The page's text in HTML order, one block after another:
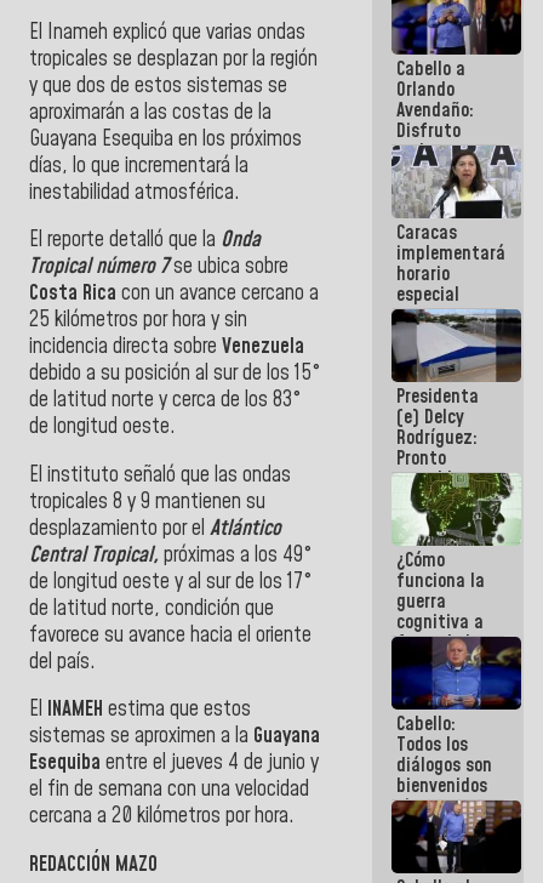
El Inameh explicó que varias ondas
tropicales se desplazan por la región
y que dos de estos sistemas se
aproximarán a las costas de la
Guayana Esequiba en los próximos
días, lo que incrementará la
inestabilidad atmosférica.
El reporte detalló que la Onda
Tropical número 7se ubica sobre
Costa Rica con un avance cercano a
25 kilómetros por hora y sin
incidencia directa sobre Venezuela
debido a su posición al sur de los 15°
de latitud norte y cerca de los 83°
de longitud oeste.
El instituto señaló que las ondas
tropicales 8 y 9 mantienen su
desplazamiento por el Atlántico
Central Tropical, próximas a los 49°
de longitud oeste y al sur de los 17°
de latitud norte, condición que
favorece su avance hacia el oriente
del país.
El INAMEH estima que estos
sistemas se aproximen a la Guayana
Esequiba entre el jueves 4 de junio y
el fin de semana con una velocidad
cercana a 20 kilómetros por hora.
REDACCIÓN MAZO
Cabello a
Orlando
Avendaño:
Disfruto
cada vez
que escribes
porque lo
que haces
es
embarrarla
Caracas
implementará
horario
especial
para
adaptarse
al plan de
ahorro
energético
Presidenta
(e) Delcy
Rodríguez:
Pronto
restableceremos
las
operaciones
en el
Aeropuerto
Internacional
de
Maiquetía
¿Cómo
funciona la
guerra
cognitiva a
favor de la
narrativa
hegemónica?
(1)
Cabello:
Todos los
diálogos son
bienvenidos
siempre que
estén en el
marco de la
Constitución